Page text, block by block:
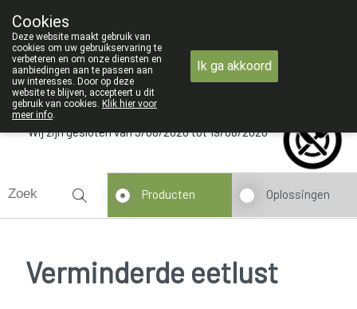
09 228 32 36
Wij zijn gesloten van 3/08/2026 tot 19/08/2026
Producten Oplossingen
Verminderde eetlust
Cookies
Deze website maakt gebruik van
cookies om uw gebruikservaring te
verbeteren en om onze diensten en
aanbiedingen aan te passen aan
uw interesses. Door op deze
website te blijven, accepteert u dit
gebruik van cookies. Klik hier voor
meer info.
Ik ga akkoord